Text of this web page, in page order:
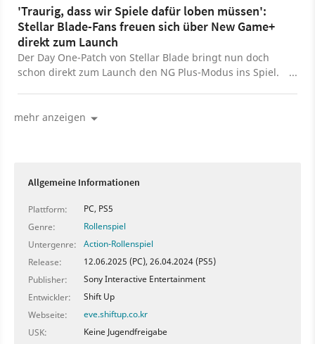
'Traurig, dass wir Spiele dafür loben müssen':
Stellar Blade-Fans freuen sich über New Game+
direkt zum Launch
Der Day One-Patch von Stellar Blade bringt nun doch
schon direkt zum Launch den NG Plus-Modus ins Spiel.
mehr anzeigen
Allgemeine Informationen
Plattform:
PC, PS5
Genre:
Rollenspiel
Untergenre:
Action-Rollenspiel
Release:
12.06.2025 (PC), 26.04.2024 (PS5)
Publisher:
Sony Interactive Entertainment
Entwickler:
Shift Up
Webseite:
eve.shiftup.co.kr
USK:
Keine Jugendfreigabe